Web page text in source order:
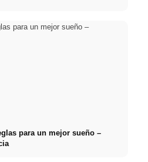
para un mejor sueño –